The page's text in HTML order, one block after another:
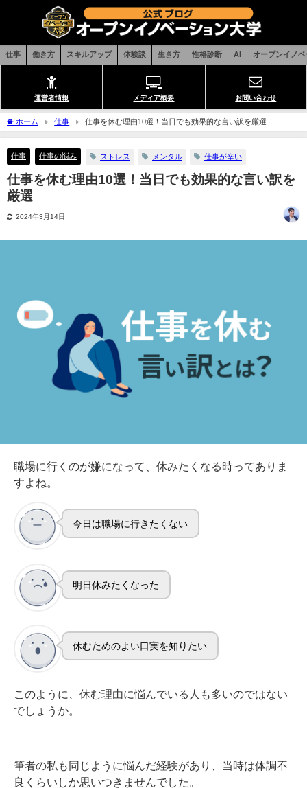
仕事 働き方 スキルアップ 体験談 生き方 性格診断 AI オープンイノ
運営者情報 メディア概要 お問い合わせ
ホーム 仕事 仕事を休む理由10選！当日でも効果的な言い訳を厳選
仕事 仕事の悩み ストレス メンタル 仕事が辛い
仕事を休む理由10選！当日でも効果的な言い訳を
厳選
2024年3月14日
職場に行くのが嫌になって、休みたくなる時ってありま
すよね。
今日は職場に行きたくない
明日休みたくなった
休むためのよい口実を知りたい
このように、休む理由に悩んでいる人も多いのではない
でしょうか。
筆者の私も同じように悩んだ経験があり、当時は体調不
良くらいしか思いつきませんでした。